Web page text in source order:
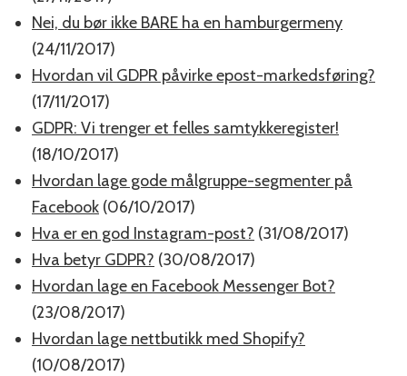
Nei, du bør ikke BARE ha en hamburgermeny
(24/11/2017)
Hvordan vil GDPR påvirke epost-markedsføring?
(17/11/2017)
GDPR: Vi trenger et felles samtykkeregister!
(18/10/2017)
Hvordan lage gode målgruppe-segmenter på
Facebook (06/10/2017)
Hva er en god Instagram-post? (31/08/2017)
Hva betyr GDPR? (30/08/2017)
Hvordan lage en Facebook Messenger Bot?
(23/08/2017)
Hvordan lage nettbutikk med Shopify?
(10/08/2017)